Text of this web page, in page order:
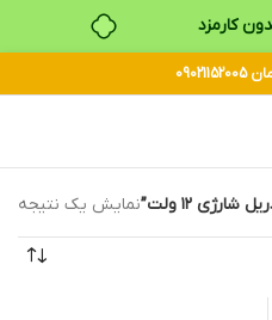
بدون سود
۱۲ ولت” نمایش یک نتیجه